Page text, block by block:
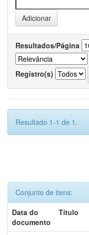
Resultados/Página
Registro(s)
Resultado 1-1 de 1.
Conjunto de itens:
Data do
documento
Título